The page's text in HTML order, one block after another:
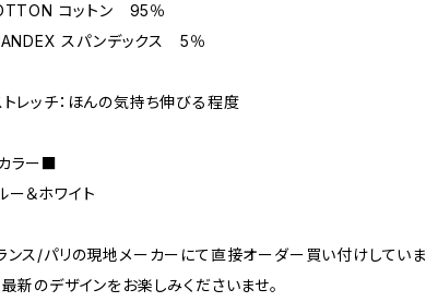
コットン 95％
スパンデックス 5％
レッチ：ほんの気持ち伸びる程度
ラー■
ー＆ホワイト
ンス/パリの現地メーカーにて直接オーダー買い付けしていま
最新のデザインをお楽しみくださいませ。